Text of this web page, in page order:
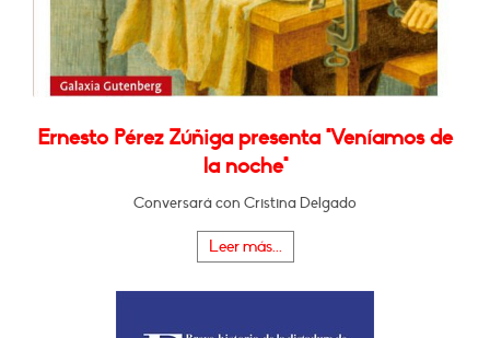
Ernesto Pérez Zúñiga presenta "Veníamos de
la noche"
Conversará con Cristina Delgado
Leer más...